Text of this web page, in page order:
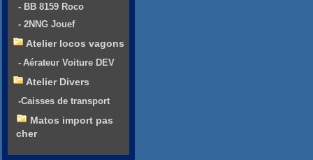
- BB 8159 Roco
- 2NNG Jouef
Atelier locos vagons
- Aérateur Voiture DEV
Atelier Divers
-Caisses de transport
Matos import pas
cher